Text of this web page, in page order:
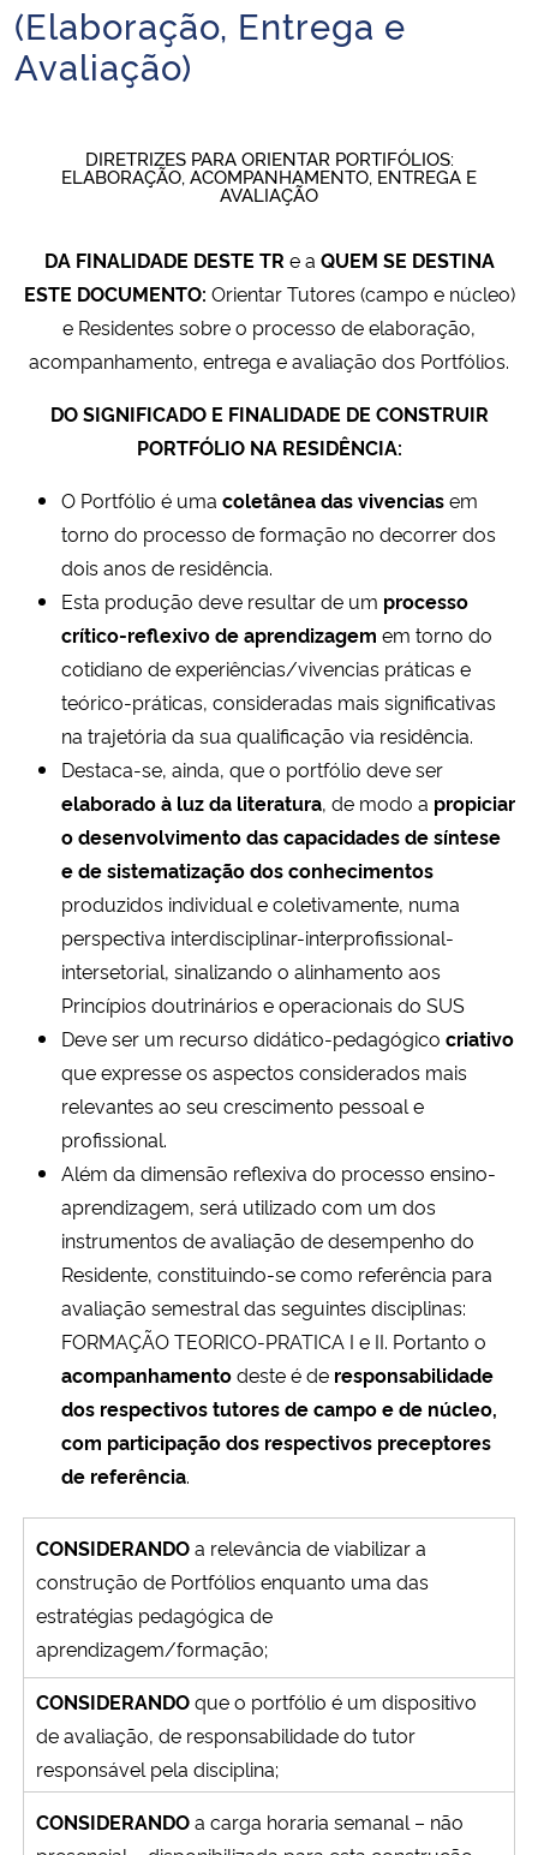
Ministério da Cidadania
Ministério da Saúde
Ministério da Ciência, Tecnologia, Inovações e Comunicações
Ministério do Meio Ambiente
Ministério do Turismo
Ministério da Mulher, da Família e dos Direitos Humanos
Secretaria-Geral
Gabinete de Segurança Institucional
Advocacia-Geral da União
Banco Central do Brasil
(Elaboração, Entrega e
Avaliação)
DIRETRIZES PARA ORIENTAR PORTIFÓLIOS:
ELABORAÇÃO, ACOMPANHAMENTO, ENTREGA E
AVALIAÇÃO
DA FINALIDADE DESTE TR e a QUEM SE DESTINA
ESTE DOCUMENTO: Orientar Tutores (campo e núcleo)
e Residentes sobre o processo de elaboração,
acompanhamento, entrega e avaliação dos Portfólios.
DO SIGNIFICADO E FINALIDADE DE CONSTRUIR
PORTFÓLIO NA RESIDÊNCIA:
O Portfólio é uma coletânea das vivenciasem
torno do processo de formação no decorrer dos
dois anos de residência.
Esta produção deve resultar de um processo
crítico-reflexivo de aprendizagem em torno do
cotidiano de experiências/vivencias práticas e
teórico-práticas, consideradas mais significativas
na trajetória da sua qualificação via residência.
Destaca-se, ainda, que o portfólio deve ser
elaborado à luz da literatura, de modo a propiciar
o desenvolvimento das capacidades de síntese
e de sistematização dos conhecimentos
produzidos individual e coletivamente, numa
perspectiva interdisciplinar-interprofissional-
intersetorial, sinalizando o alinhamento aos
Princípios doutrinários e operacionais do SUS
Deve ser um recurso didático-pedagógico criativo
que expresse os aspectos considerados mais
relevantes ao seu crescimento pessoal e
profissional.
Além da dimensão reflexiva do processo ensino-
aprendizagem, será utilizado com um dos
instrumentos de avaliação de desempenho do
Residente, constituindo-se como referência para
avaliação semestral das seguintes disciplinas:
FORMAÇÃO TEORICO-PRATICA I e II. Portanto o
acompanhamentodeste é de responsabilidade
dos respectivos tutores de campo e de núcleo,
com participação dos respectivos preceptores
de referência.
CONSIDERANDOa relevância de viabilizar a
construção de Portfólios enquanto uma das
estratégias pedagógica de
aprendizagem/formação;
CONSIDERANDOque o portfólio é um dispositivo
de avaliação, de responsabilidade do tutor
responsável pela disciplina;
CONSIDERANDOa carga horaria semanal – não